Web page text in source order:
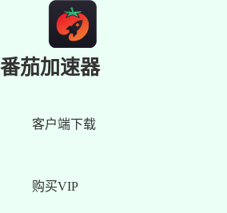
番茄加速器
客户端下载
购买VIP